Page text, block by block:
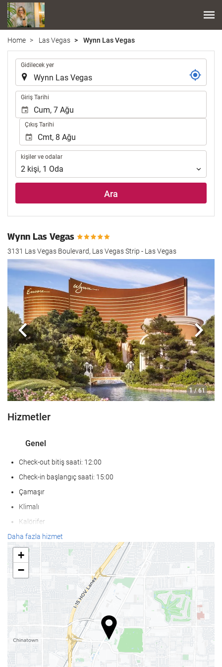
Home Las Vegas Wynn Las Vegas
Gidilecek yer
Giriş Tarihi
Çıkış Tarihi
kişiler
ve
odalar
kişiler ve odalar
2 kişi, 1 Oda
Ara
Wynn Las Vegas
3131 Las Vegas Boulevard, Las Vegas Strip - Las Vegas
1 / 61
Önceki
Hizmetler
Genel
Check-out bitiş saati: 12:00
Check-in başlangıç saati: 15:00
Çamaşır
Klimalı
Kalörifer
Asansör
Sadece yetişkinlere özel
Hareket ve erişim kısıtlılığı bulunan kişiler
Sigar İçilmeyen Oda
Sigara içme alanı
Evcil hayvanlar kabul edilmez
SaÄlÄ±k
Havuz barı
Daha fazla hizmet
+
−